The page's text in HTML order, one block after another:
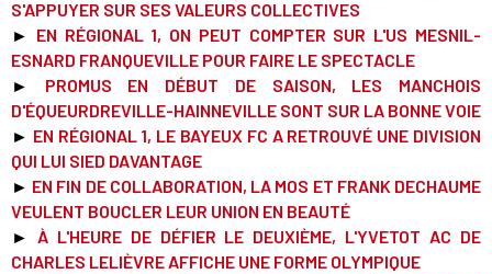
S'APPUYER SUR SES VALEURS COLLECTIVES
► EN RÉGIONAL 1, ON PEUT COMPTER SUR L'US MESNIL-
ESNARD FRANQUEVILLE POUR FAIRE LE SPECTACLE
► PROMUS EN DÉBUT DE SAISON, LES MANCHOIS
D'ÉQUEURDREVILLE-HAINNEVILLE SONT SUR LA BONNE VOIE
► EN RÉGIONAL 1, LE BAYEUX FC A RETROUVÉ UNE DIVISION
QUI LUI SIED DAVANTAGE
► EN FIN DE COLLABORATION, LA MOS ET FRANK DECHAUME
VEULENT BOUCLER LEUR UNION EN BEAUTÉ
► À L'HEURE DE DÉFIER LE DEUXIÈME, L'YVETOT AC DE
CHARLES LELIÈVRE AFFICHE UNE FORME OLYMPIQUE